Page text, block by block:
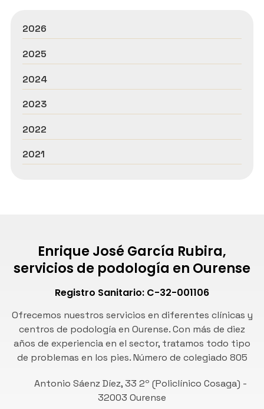
2026
2025
2024
2023
2022
2021
Enrique José García Rubira,
servicios de podología en Ourense
Registro Sanitario: C-32-001106
Ofrecemos nuestros servicios en diferentes clínicas y
centros de podología en Ourense. Con más de diez
años de experiencia en el sector, tratamos todo tipo
de problemas en los pies. Número de colegiado 805
Antonio Sáenz Díez, 33 2º (Policlínico Cosaga) -
32003 Ourense